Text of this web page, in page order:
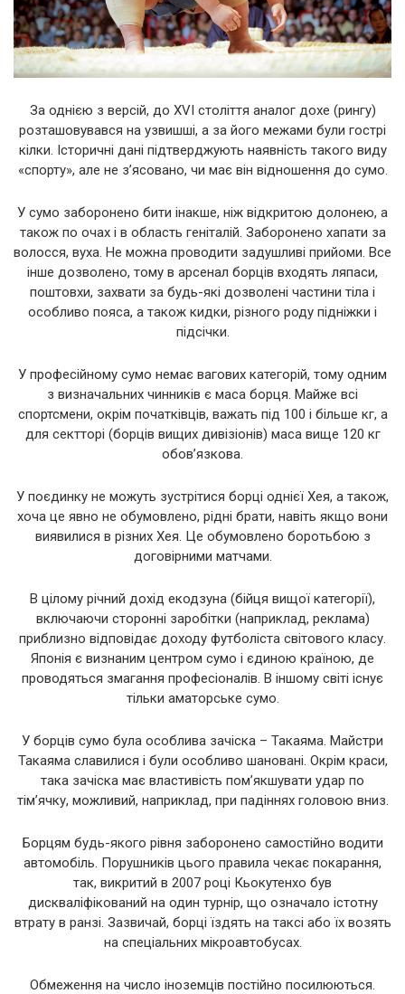
За однією з версій, до XVI століття аналог дохе (рингу)
розташовувався на узвишші, а за його межами були гострі
кілки. Історичні дані підтверджують наявність такого виду
«спорту», але не з’ясовано, чи має він відношення до сумо.
У сумо заборонено бити інакше, ніж відкритою долонею, а
також по очах і в область геніталій. Заборонено хапати за
волосся, вуха. Не можна проводити задушливі прийоми. Все
інше дозволено, тому в арсенал борців входять ляпаси,
поштовхи, захвати за будь-які дозволені частини тіла і
особливо пояса, а також кидки, різного роду підніжки і
підсічки.
У професійному сумо немає вагових категорій, тому одним
з визначальних чинників є маса борця. Майже всі
спортсмени, окрім початківців, важать під 100 і більше кг, а
для сектторі (борців вищих дивізіонів) маса вище 120 кг
обов’язкова.
У поєдинку не можуть зустрітися борці однієї Хея, а також,
хоча це явно не обумовлено, рідні брати, навіть якщо вони
виявилися в різних Хея. Це обумовлено боротьбою з
договірними матчами.
В цілому річний дохід екодзуна (бійця вищої категорії),
включаючи сторонні заробітки (наприклад, реклама)
приблизно відповідає доходу футболіста світового класу.
Японія є визнаним центром сумо і єдиною країною, де
проводяться змагання професіоналів. В іншому світі існує
тільки аматорське сумо.
У борців сумо була особлива зачіска – Такаяма. Майстри
Такаяма славилися і були особливо шановані. Окрім краси,
така зачіска має властивість пом’якшувати удар по
тім’ячку, можливий, наприклад, при падіннях головою вниз.
Борцям будь-якого рівня заборонено самостійно водити
автомобіль. Порушників цього правила чекає покарання,
так, викритий в 2007 році Кьокутенхо був
дискваліфікований на один турнір, що означало істотну
втрату в ранзі. Зазвичай, борці їздять на таксі або їх возять
на спеціальних мікроавтобусах.
Обмеження на число іноземців постійно посилюються.